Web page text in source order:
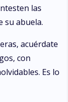
las
su abuela.
acuérdate
con
Es lo